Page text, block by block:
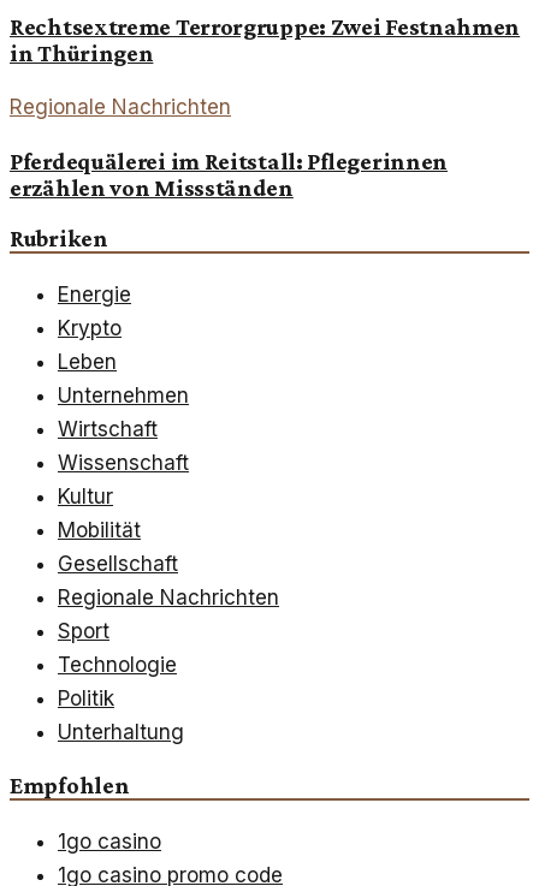
Rechtsextreme Terrorgruppe: Zwei Festnahmen
in Thüringen
Regionale Nachrichten
Pferdequälerei im Reitstall: Pflegerinnen
erzählen von Missständen
Rubriken
Energie
Krypto
Leben
Unternehmen
Wirtschaft
Wissenschaft
Kultur
Mobilität
Gesellschaft
Regionale Nachrichten
Sport
Technologie
Politik
Unterhaltung
Empfohlen
1go casino
1go casino promo code